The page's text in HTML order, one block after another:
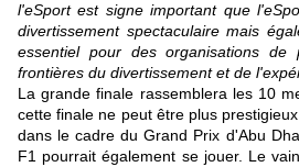
l'eSport est signe important que
divertissement spectaculaire mais
essentiel pour des organisations de
frontières du divertissement et de
La grande finale rassemblera les 10
cette finale ne peut être plus
dans le cadre du Grand Prix d'Abu
F1 pourrait également se jouer. Le